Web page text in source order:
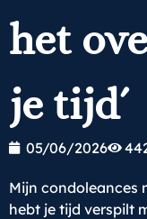
het
je tijd´
05/06/2026
Mijn condoleances
hebt je tijd verspilt